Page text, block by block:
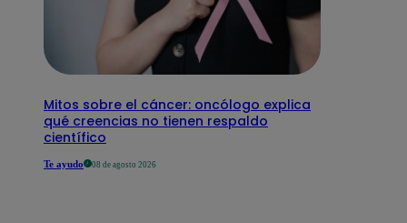
Mitos sobre el cáncer: oncólogo explica
qué creencias no tienen respaldo
científico
Te ayudo 08 de agosto 2026